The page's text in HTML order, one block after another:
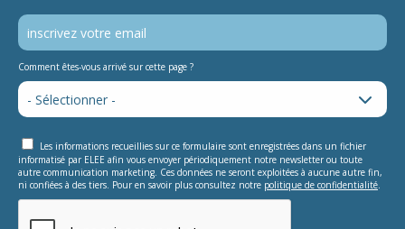
Comment êtes-vous arrivé sur cette page ?
Les informations recueillies sur ce formulaire sont enregistrées dans un fichier
informatisé par ELEE afin vous envoyer périodiquement notre newsletter ou toute
autre communication marketing. Ces données ne seront exploitées à aucune autre fin,
ni confiées à des tiers. Pour en savoir plus consultez notre politique de confidentialité.